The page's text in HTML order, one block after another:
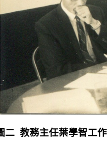
二 教務主任葉學智工